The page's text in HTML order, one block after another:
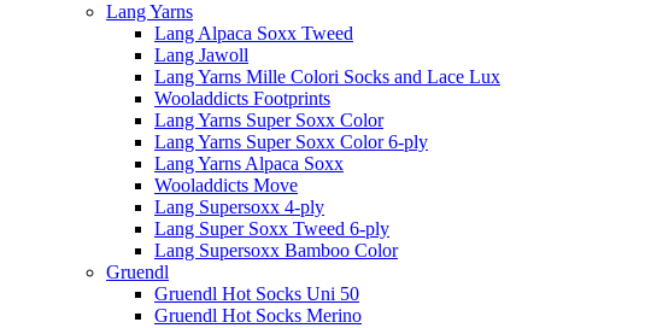
Lang Yarns
Lang Alpaca Soxx Tweed
Lang Jawoll
Lang Yarns Mille Colori Socks and Lace Lux
Wooladdicts Footprints
Lang Yarns Super Soxx Color
Lang Yarns Super Soxx Color 6-ply
Lang Yarns Alpaca Soxx
Wooladdicts Move
Lang Supersoxx 4-ply
Lang Super Soxx Tweed 6-ply
Lang Supersoxx Bamboo Color
Gruendl
Gruendl Hot Socks Uni 50
Gruendl Hot Socks Merino